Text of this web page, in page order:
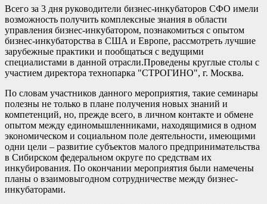
Всего за 3 дня руководители бизнес-инкубаторов СФО имели
возможность получить комплексные знания в области
управления бизнес-инкубатором, познакомиться с опытом
бизнес-инкубаторства в США и Европе, рассмотреть лучшие
зарубежные практики и пообщаться с ведущими
специалистами в данной отрасли.Проведены круглые столы с
участием директора технопарка "СТРОГИНО", г. Москва.
По словам участников данного мероприятия, такие семинары
полезны не только в плане получения новых знаний и
компетенций, но, прежде всего, в личном контакте и обмене
опытом между единомышленниками, находящимися в одном
экономическом и социальном поле деятельности, имеющими
одни цели – развитие субъектов малого предпринимательства
в Сибирском федеральном округе по средствам их
инкубирования. По окончании мероприятия были намечены
планы о взаимовыгодном сотрудничестве между бизнес-
инкубаторами.